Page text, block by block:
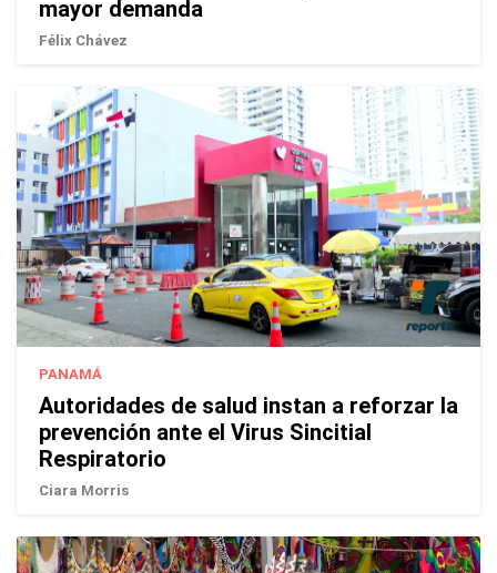
mayor demanda
Félix Chávez
PANAMÁ
Autoridades de salud instan a reforzar la
prevención ante el Virus Sincitial
Respiratorio
Ciara Morris